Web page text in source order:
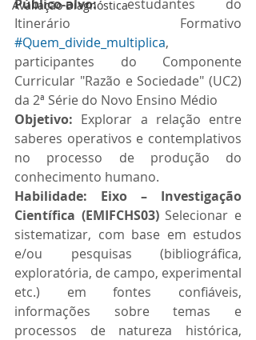
Avaliação Diagnóstica
Público-alvo: estudantes do
#Quem_divide_multiplica,
participantes do Componente
Curricular "Razão e Sociedade" (UC2)
da 2ª Série do Novo Ensino Médio
Objetivo: Explorar a relação entre
saberes operativos e contemplativos
no processo de produção do
conhecimento humano.
Habilidade: Eixo – Investigação
Científica (EMIFCHS03) Selecionar e
sistematizar, com base em estudos
e/ou pesquisas (bibliográfica,
exploratória, de campo, experimental
etc.) em fontes confiáveis,
informações sobre temas e
processos de natureza histórica,